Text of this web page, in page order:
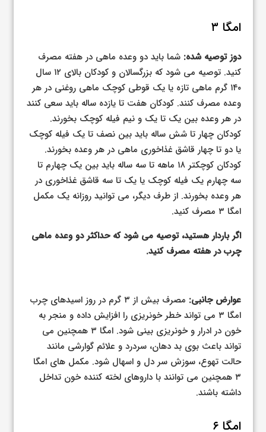
امگا ۳
دوز توصیه شده: شما باید دو وعده ماهی در هفته مصرف
کنید. توصیه می شود که بزرگسالان و کودکان بالای ۱۲ سال
۱۴۰ گرم ماهی تازه یا یک قوطی کوچک ماهی روغنی در هر
وعده مصرف کنند. کودکان هفت تا یازده ساله باید سعی کنند
در هر وعده بین یک تا یک و نیم فیله کوچک بخورند.
کودکان چهار تا شش ساله باید بین نصف تا یک فیله کوچک
یا دو تا چهار قاشق غذاخوری ماهی در هر وعده بخورند.
کودکان کوچکتر ۱۸ ماهه تا سه ساله باید بین یک چهارم تا
سه چهارم یک فیله کوچک یا یک تا سه قاشق غذاخوری در
هر وعده بخورند. از طرف دیگر، می توانید روزانه یک مکمل
امگا ۳ مصرف کنید.
اگر باردار هستید، توصیه می شود که حداکثر دو وعده ماهی
چرب در هفته مصرف کنید.
عوارض جانبی:
مصرف بیش از ۳ گرم در روز اسیدهای چرب
امگا ۳ می تواند خطر خونریزی را افزایش داده و منجر به
خون در ادرار و خونریزی بینی شود. امگا ۳ همچنین می
تواند باعث بوی بد دهان، سردرد و علائم گوارشی مانند
حالت تهوع، سوزش سر دل و اسهال شود. مکمل های امگا
۳ همچنین می توانند با داروهای لخته کننده خون تداخل
داشته باشند.
امگا ۶